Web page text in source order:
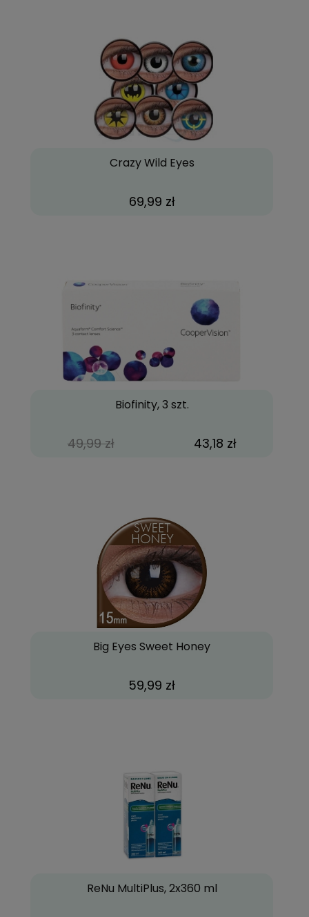
Crazy Wild Eyes
69,99 zł
Biofinity, 3 szt.
49,99 zł 43,18 zł
Big Eyes Sweet Honey
59,99 zł
ReNu MultiPlus, 2x360 ml